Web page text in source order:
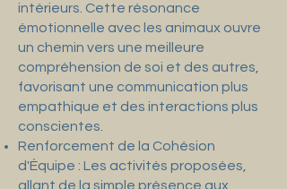
intérieurs. Cette résonance
émotionnelle avec les animaux ouvre
un chemin vers une meilleure
compréhension de soi et des autres,
favorisant une communication plus
empathique et des interactions plus
conscientes.
Renforcement de la Cohésion
d'Équipe : Les activités proposées,
allant de la simple présence aux